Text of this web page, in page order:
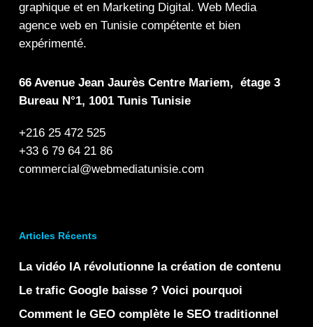
graphiqueet en Marketing Digital . Web Media
agence web en Tunisie compétente et bien
expérimenté.
66 Avenue Jean Jaurès Centre Mariem, étage 3
Bureau N°1, 1001 Tunis Tunisie
+216 25 472 525
+33 6 79 64 21 86
commercial@webmediatunisie.com
Articles Récents
La vidéo IA révolutionne la création de contenu
Le trafic Google baisse ? Voici pourquoi
Comment le GEO complète le SEO traditionnel